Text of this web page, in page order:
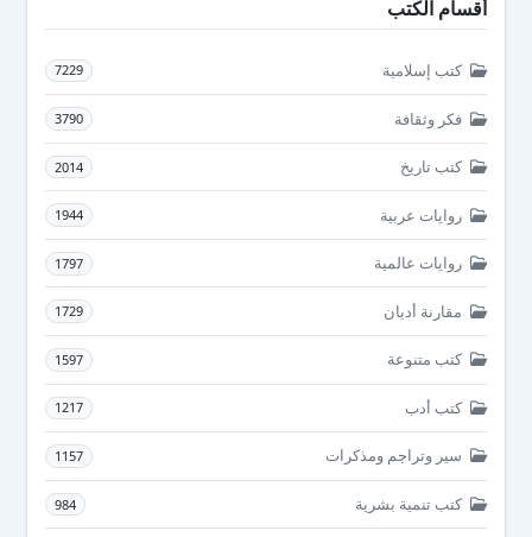
أقسام الكتب
كتب إسلامية 7229
فكر وثقافة 3790
كتب تاريخ 2014
روايات عربية 1944
روايات عالمية 1797
مقارنة أديان 1729
كتب متنوعة 1597
كتب أدب 1217
سير وتراجم ومذكرات 1157
كتب تنمية بشرية 984